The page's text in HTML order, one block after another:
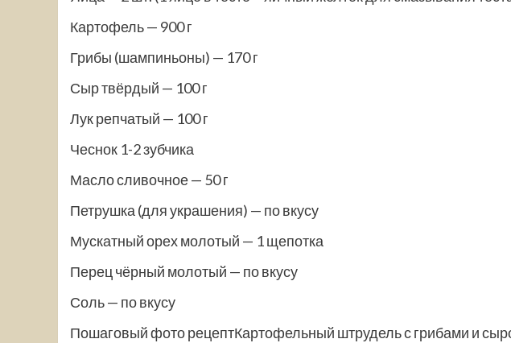
Картофель — 900 г
Грибы (шампиньоны) — 170 г
Сыр твёрдый — 100 г
Лук репчатый — 100 г
Чеснок 1-2 зубчика
Масло сливочное — 50 г
Петрушка (для украшения) — по вкусу
Мускатный орех молотый — 1 щепотка
Перец чёрный молотый — по вкусу
Соль — по вкусу
Пошаговый фото рецептКартофельный штрудель с грибами и